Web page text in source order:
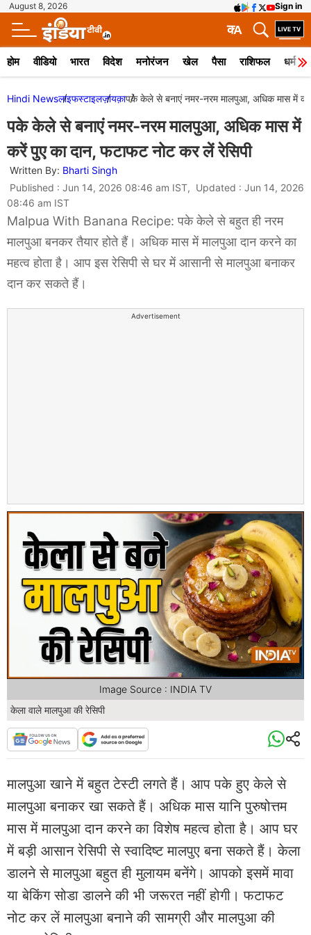
August 8, 2026 Sign in
A
क
होम वीडियो भारत विदेश मनोरंजन खेल पैसा राशिफल धर्म
Hindi Newsलाइफस्टाइलज़ायक़ापके केले से बनाएं नमर-नरम मालपुआ, अधिक मास में करें
पके केले से बनाएं नमर-नरम मालपुआ, अधिक मास में
करें पुए का दान, फटाफट नोट कर लें रेसिपी
Written By: Bharti Singh
Published : Jun 14, 2026 08:46 am IST, Updated : Jun 14, 2026
08:46 am IST
Malpua With Banana Recipe: पके केले से बहुत ही नरम
मालपुआ बनकर तैयार होते हैं। अधिक मास में मालपुआ दान करने का
महत्व होता है। आप इस रेसिपी से घर में आसानी से मालपुआ बनाकर
दान कर सकते हैं।
Advertisement
केला वाले मालपुआ की रेसिपी
Image Source : INDIA TV
मालपुआ खाने में बहुत टेस्टी लगते हैं। आप पके हुए केले से
मालपुआ बनाकर खा सकते हैं। अधिक मास यानि पुरुषोत्तम
मास में मालपुआ दान करने का विशेष महत्व होता है। आप घर
में बड़ी आसान रेसिपी से स्वादिष्ट मालपुए बना सकते हैं। केला
डालने से मालपुआ बहुत ही मुलायम बनेंगे। आपको इसमें मावा
या बेकिंग सोडा डालने की भी जरूरत नहीं होगी। फटाफट
नोट कर लें मालपुआ बनाने की सामग्री और मालपुआ की